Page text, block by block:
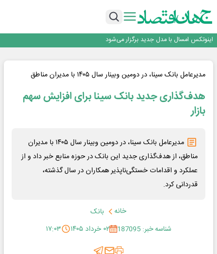
یک اشتباه کلاد، تمام اطلاعات کاربر را به باد داد
رگولاتوری: اعمال ضریب ۲.۷ برای اینترنت بین‌الملل صحت ندارد
با تقاضای برق ناپایدار هوش مصنوعی خودزنی می‌کند
یک اشتباه کلاد، تمام اطلاعات کاربر را به باد داد
مدیرعامل بانک سینا، در دومین وبینار سال ۱۴۰۵ با مدیران مناطق
هدف‌گذاری جدید بانک سینا برای افزایش سهم
بازار
مدیرعامل بانک سینا، در دومین وبینار سال ۱۴۰۵ با مدیران
مناطق، از هدف‌گذاری جدید این بانک در حوزه منابع خبر داد و از
عملکرد و اقدامات خستگی‌ناپذیر همکاران در سال گذشته،
قدردانی کرد. ‌
خانه
بانک
شناسه خبر: 187095
۰۲ خرداد ۱۴۰۵ ۱۷:۰۳